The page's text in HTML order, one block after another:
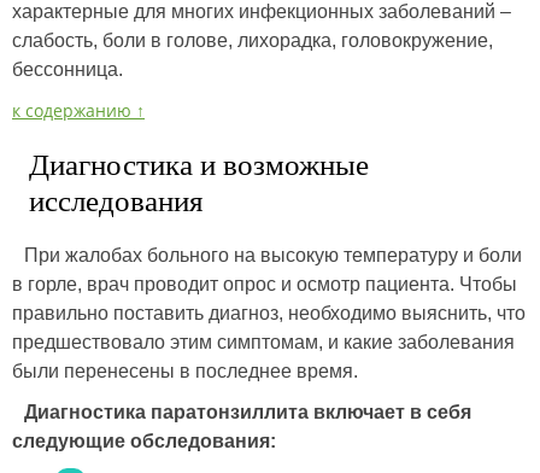
характерные для многих инфекционных заболеваний –
слабость, боли в голове, лихорадка, головокружение,
бессонница.
к содержанию ↑
Диагностика и возможные
исследования
При жалобах больного на высокую температуру и боли
в горле, врач проводит опрос и осмотр пациента. Чтобы
правильно поставить диагноз, необходимо выяснить, что
предшествовало этим симптомам, и какие заболевания
были перенесены в последнее время.
Диагностика паратонзиллита включает в себя
следующие обследования: